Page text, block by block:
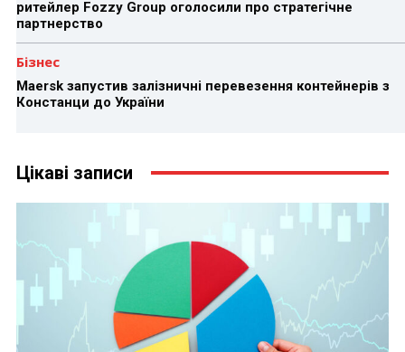
ритейлер Fozzy Group оголосили про стратегічне
партнерство
Бізнес
Maersk запустив залізничні перевезення контейнерів з
Констанци до України
Цікаві записи